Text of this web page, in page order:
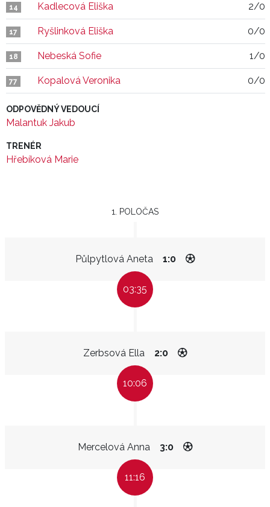
14 Kadlecová Eliška 2/0
17 Ryšlinková Eliška 0/0
18 Nebeská Sofie 1/0
77 Kopalová Veronika 0/0
ODPOVĚDNÝ VEDOUCÍ
Malantuk Jakub
TRENÉR
Hřebíková Marie
1. POLOČAS
Půlpytlová Aneta 1:0
03:35
Zerbsová Ella 2:0
10:06
Mercelová Anna 3:0
11:16